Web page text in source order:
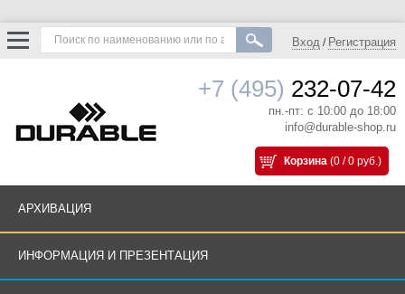
Вход / Регистрация
+7 (495) 232-07-42
пн.-пт: с 10:00 до 18:00
info@durable-shop.ru
Корзина (0 / 0 руб.)
АРХИВАЦИЯ
ИНФОРМАЦИЯ И ПРЕЗЕНТАЦИЯ